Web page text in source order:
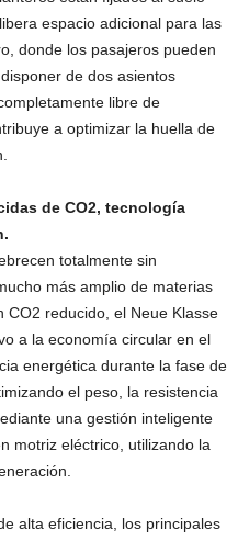
espacio adicional para las
donde los pasajeros pueden
de dos asientos
libre de
a optimizar la huella de
de CO2, tecnología
totalmente sin
más amplio de materias
CO2 reducido, el Neue Klasse
a la economía circular en el
energética durante la fase de
el peso, la resistencia
una gestión inteligente
motriz eléctrico, utilizando la
alta eficiencia, los principales